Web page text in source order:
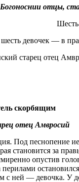
отцы,
Шесть
шесть девочек — в
старец отец
скорбящим
отец Амвросий
Под песнопение
становится за
опустив
перилами
с ней — девочка. У